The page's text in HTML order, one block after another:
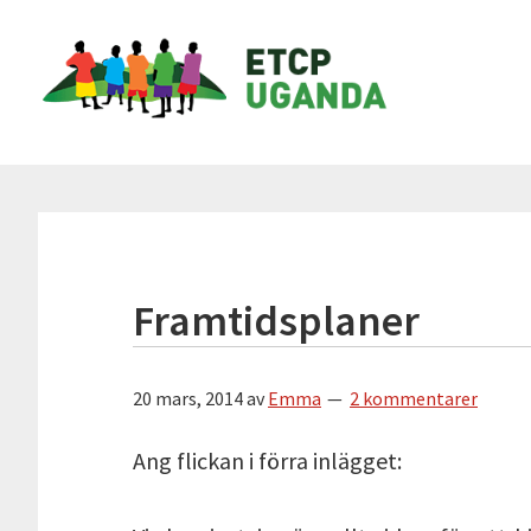
huvudnavigering
huvudinnehåll
sidfot
ETCP
Uganda
Framtidsplaner
20 mars, 2014avEmma 2 kommentarer
Ang flickan i förra inlägget: